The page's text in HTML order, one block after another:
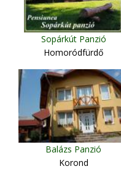
Sopárkút Panzió
Homoródfürdő
Balázs Panzió
Korond